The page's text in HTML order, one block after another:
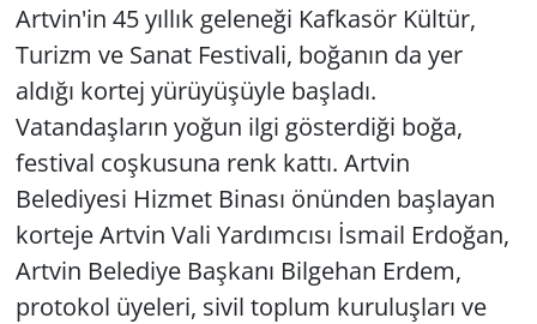
Artvin'in 45 yıllık geleneği Kafkasör Kültür,
Turizm ve Sanat Festivali, boğanın da yer
aldığı kortej yürüyüşüyle başladı.
Vatandaşların yoğun ilgi gösterdiği boğa,
festival coşkusuna renk kattı. Artvin
Belediyesi Hizmet Binası önünden başlayan
korteje Artvin Vali Yardımcısı İsmail Erdoğan,
Artvin Belediye Başkanı Bilgehan Erdem,
protokol üyeleri, sivil toplum kuruluşları ve